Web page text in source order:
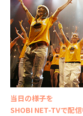
当日の様子を
SHOBI NET-TVで配